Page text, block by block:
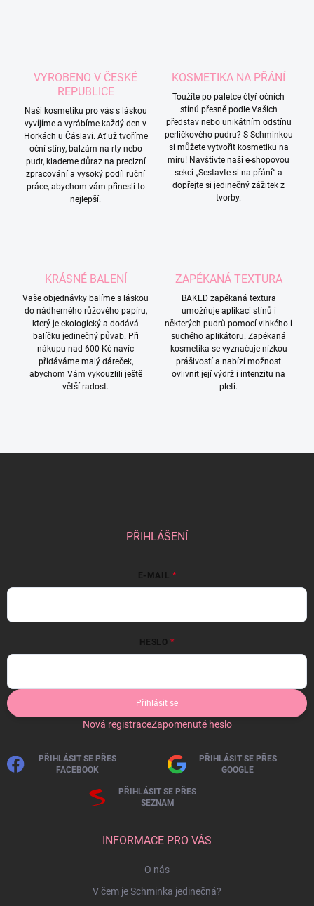
VYROBENO V ČESKÉ
REPUBLICE
Naši kosmetiku pro vás s láskou
vyvíjíme a vyrábíme každý den v
Horkách u Čáslavi. Ať už tvoříme
oční stíny, balzám na rty nebo
pudr, klademe důraz na precizní
zpracování a vysoký podíl ruční
práce, abychom vám přinesli to
nejlepší.
KOSMETIKA NA PŘÁNÍ
Toužíte po paletce čtyř očních
stínů přesně podle Vašich
představ nebo unikátním odstínu
perličkového pudru? S Schminkou
si můžete vytvořit kosmetiku na
míru! Navštivte naši e-shopovou
sekci „Sestavte si na přání“ a
dopřejte si jedinečný zážitek z
tvorby.
KRÁSNÉ BALENÍ
Vaše objednávky balíme s láskou
do nádherného růžového papíru,
který je ekologický a dodává
balíčku jedinečný půvab. Při
nákupu nad 600 Kč navíc
přidáváme malý dáreček,
abychom Vám vykouzlili ještě
větší radost.
ZAPÉKANÁ TEXTURA
BAKED zapékaná textura
umožňuje aplikaci stínů i
některých pudrů pomocí vlhkého i
suchého aplikátoru. Zapékaná
kosmetika se vyznačuje nízkou
prášivostí a nabízí možnost
ovlivnit její výdrž i intenzitu na
pleti.
PŘIHLÁŠENÍ
E-MAIL
HESLO
Přihlásit se
Nová registraceZapomenuté heslo
PŘIHLÁSIT SE PŘES
FACEBOOK
PŘIHLÁSIT SE PŘES
GOOGLE
PŘIHLÁSIT SE PŘES
SEZNAM
INFORMACE PRO VÁS
O nás
V čem je Schminka jedinečná?